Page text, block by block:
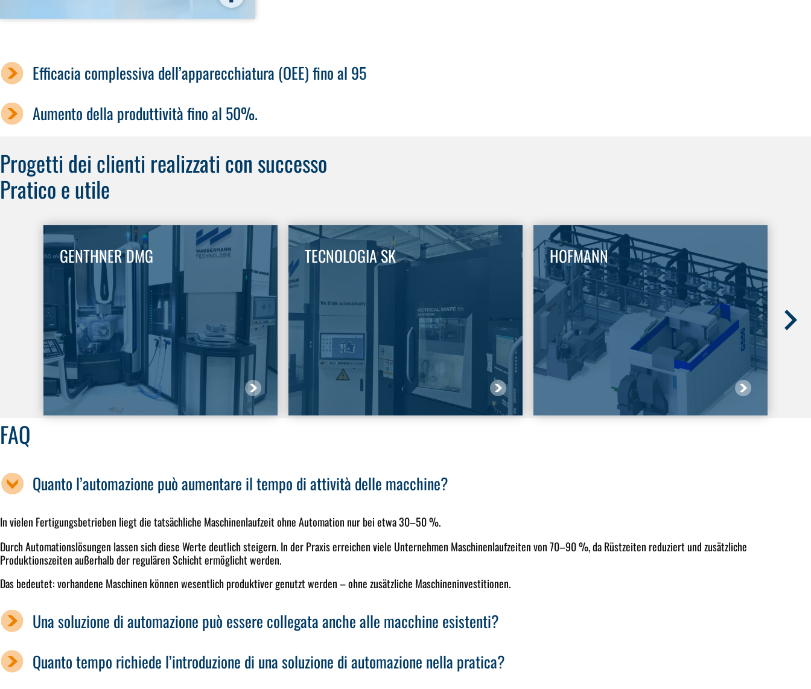
Efficacia complessiva dell’apparecchiatura (OEE) fino al 95
Aumento della produttività fino al 50%.
Progetti dei clienti realizzati con successo
Pratico e utile
GENTHNER DMG TECNOLOGIA SK HOFMANN
FAQ
Quanto l’automazione può aumentare il tempo di attività delle macchine?
In vielen Fertigungsbetrieben liegt die tatsächliche Maschinenlaufzeit ohne Automation nur bei etwa 30–50 %.
Durch Automationslösungen lassen sich diese Werte deutlich steigern. In der Praxis erreichen viele Unternehmen Maschinenlaufzeiten von70–90 %, da Rüstzeiten reduziert und zusätzliche
Produktionszeiten außerhalb der regulären Schicht ermöglicht werden.
Das bedeutet: vorhandene Maschinen können wesentlich produktiver genutzt werden – ohne zusätzliche Maschineninvestitionen.
Una soluzione di automazione può essere collegata anche alle macchine esistenti?
Quanto tempo richiede l’introduzione di una soluzione di automazione nella pratica?